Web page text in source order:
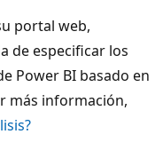
portal web,
de especificar los
Power BI basado en
más información,